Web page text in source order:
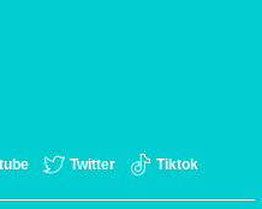
Twitter Tiktok